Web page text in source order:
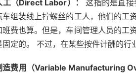
工（Direct Labor）：
这指的是直接
车组装线上拧螺丝的工人，他们的工
班费也算。但是，车间管理人员的工
固定的。 不过，在某些按件计酬的行
造费用（Variable Manufacturing